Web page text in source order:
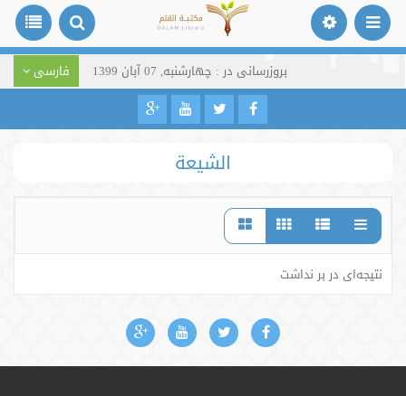
بروزرسانی در : چهارشنبه, 07 آبان 1399 فارسی
الشيعة
نتیجه‌ای در بر نداشت